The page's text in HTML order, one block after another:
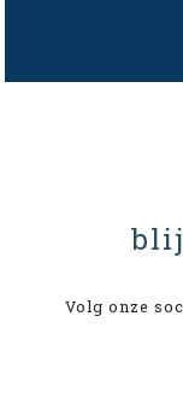
Volg onze